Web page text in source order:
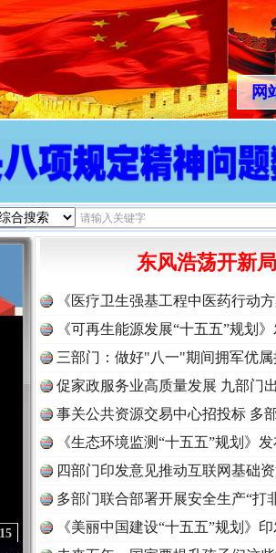
网
15
东风浩荡开新局
《医疗卫生强基工程中医药行动
《可再生能源发展“十五五”规划
三部门：做好"八一"期间拥军优
促家政服务业高质量发展 九部门
事关公共资源交易中心招投标 多
《生态环境监测“十五五”规划》
读
四部门印发意见推动互联网基础
多部门联合部署开展安全生产“打
《美丽中国建设“十五五”规划》